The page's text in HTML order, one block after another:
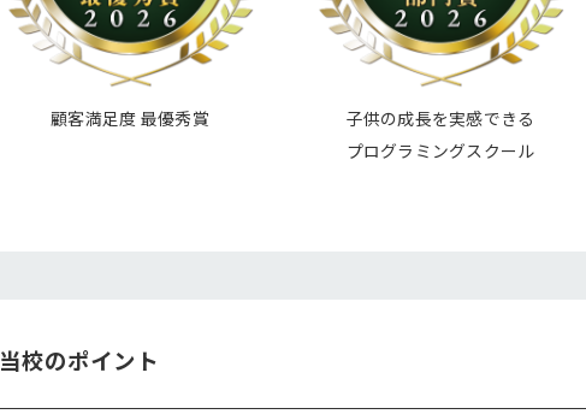
顧客満足度 最優秀賞
子供の成長を実感できる
プログラミングスクール
当校のポイント